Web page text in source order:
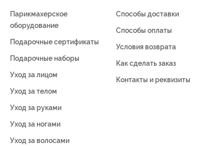
Способы доставки
Способы оплаты
Условия возврата
Как сделать заказ
Контакты и реквизиты
Парикмахерское
оборудование
Подарочные сертификаты
Подарочные наборы
Уход за лицом
Уход за телом
Уход за руками
Уход за ногами
Уход за волосами